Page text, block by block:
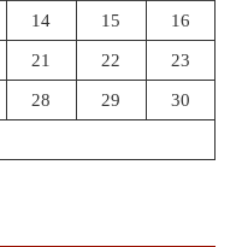
14 15 16
21 22 23
28 29 30